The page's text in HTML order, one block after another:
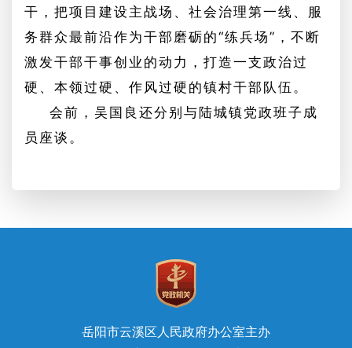
干，把项目建设主战场、社会治理第一线、服
务群众最前沿作为干部磨砺的“练兵场”，不断
激发干部干事创业的动力，打造一支政治过
硬、本领过硬、作风过硬的镇村干部队伍。
会前，吴国良还分别与陆城镇党政班子成
员座谈。
岳阳市云溪区人民政府办公室主办